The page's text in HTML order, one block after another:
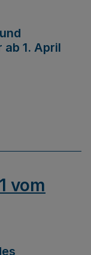
1. April
vom